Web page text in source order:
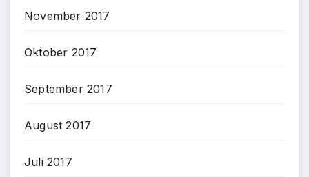
November 2017
Oktober 2017
September 2017
August 2017
Juli 2017